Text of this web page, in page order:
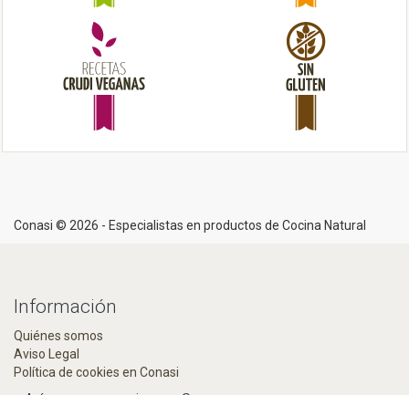
Conasi © 2026 - Especialistas en productos de Cocina Natural
Información
Quiénes somos
Aviso Legal
Política de cookies en Conasi